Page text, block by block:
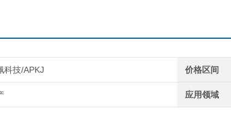
科技/APKJ 价格区间
应用领域